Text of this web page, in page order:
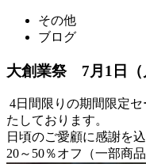
その他
ブログ
大創業祭 7月1日（
4日間限りの期間限定
たしております。
日頃のご愛顧に感謝を
20～50％オフ（一部商